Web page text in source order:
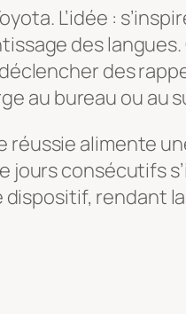
L’idée :
des
des
au bureau ou au
alimente
jours consécutifs
rendant